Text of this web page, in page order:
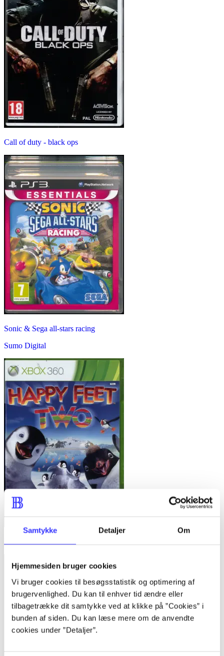
Samtykke Detaljer Om
Hjemmesiden bruger cookies
Vi bruger cookies til besøgsstatistik og optimering af
brugervenlighed. Du kan til enhver tid ændre eller
tilbagetrække dit samtykke ved at klikke på ”Cookies” i
bunden af siden. Du kan læse mere om de anvendte
cookies under ”Detaljer”.
Call of duty - black ops
Sonic & Sega all-stars racing
Sumo Digital